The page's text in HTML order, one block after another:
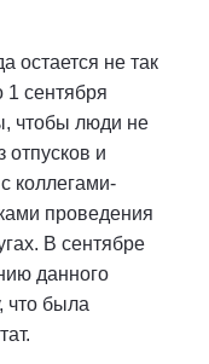
остается не так
сентября
чтобы люди не
отпусков и
коллегами-
проведения
В сентябре
данного
что была